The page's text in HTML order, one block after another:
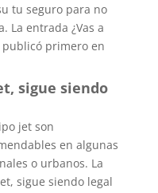
tu seguro para no
La entrada ¿Vas a
publicó primero en
sigue siendo
jet son
en algunas
o urbanos. La
sigue siendo legal